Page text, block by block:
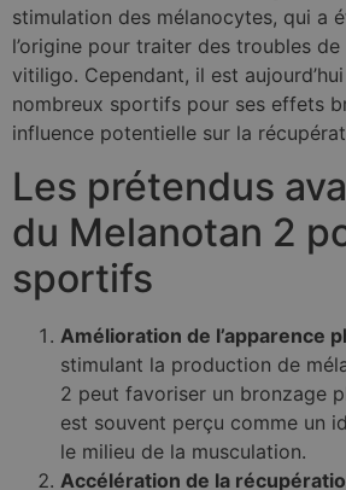
stimulation des mélanocytes, qui a
l’origine pour traiter des troubles
vitiligo. Cependant, il est
nombreux sportifs pour ses effets
influence potentielle sur la
Les prétendus
du Melanotan 2
sportifs
Amélioration de l’apparence
stimulant la production de
2 peut favoriser un bronzage
est souvent perçu comme un
le milieu de la musculation.
Accélération de la